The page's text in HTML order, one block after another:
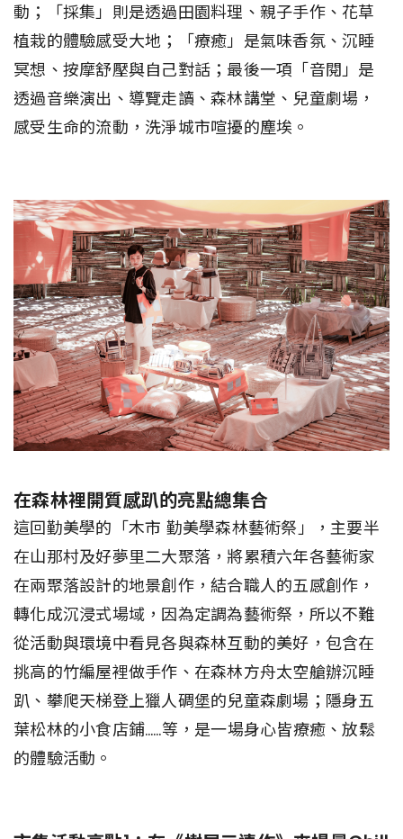
動；「採集」則是透過田園料理、親子手作、花草
植栽的體驗感受大地；「療癒」是氣味香氛、沉睡
冥想、按摩舒壓與自己對話；最後一項「音閱」是
透過音樂演出、導覽走讀、森林講堂、兒童劇場，
感受生命的流動，洗淨城市喧擾的塵埃。
在森林裡開質感趴的亮點總集合
這回勤美學的「木市 勤美學森林藝術祭」，主要半
在山那村及好夢里二大聚落，將累積六年各藝術家
在兩聚落設計的地景創作，結合職人的五感創作，
轉化成沉浸式場域，因為定調為藝術祭，所以不難
從活動與環境中看見各與森林互動的美好，包含在
挑高的竹編屋裡做手作、在森林方舟太空艙辦沉睡
趴、攀爬天梯登上獵人碉堡的兒童森劇場；隱身五
葉松林的小食店鋪……等，是一場身心皆療癒、放鬆
的體驗活動。